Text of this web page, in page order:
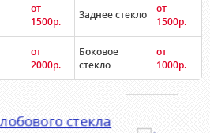
от
1500р.
Заднее стекло
от
1500р.
от
2000р.
Боковое
стекло
от
1000р.